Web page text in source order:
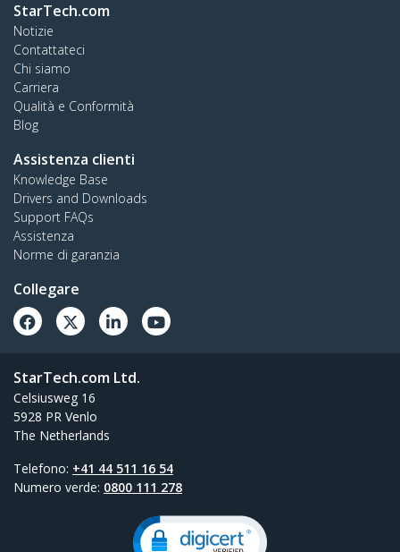
StarTech.com
Notizie
Contattateci
Chi siamo
Carriera
Qualità e Conformità
Blog
Assistenza clienti
Knowledge Base
Drivers and Downloads
Support FAQs
Assistenza
Norme di garanzia
Collegare
StarTech.com Ltd.
Celsiusweg 16
5928 PR Venlo
The Netherlands
Telefono: +41 44 511 16 54
Numero verde: 0800 111 278